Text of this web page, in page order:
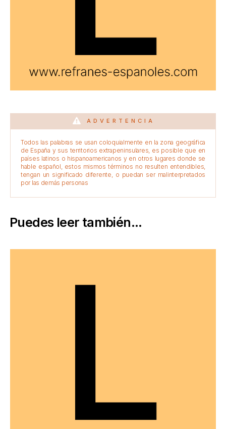
ADVERTENCIA
Todos las palabras se usan coloquialmente en la zona geográfica
de España y sus territorios extrapeninsulares, es posible que en
países latinos o hispanoamericanos y en otros lugares donde se
hable español, estos mismos términos no resulten entendibles,
tengan un significado diferente, o puedan ser malinterpretados
por las demás personas
Puedes leer también...